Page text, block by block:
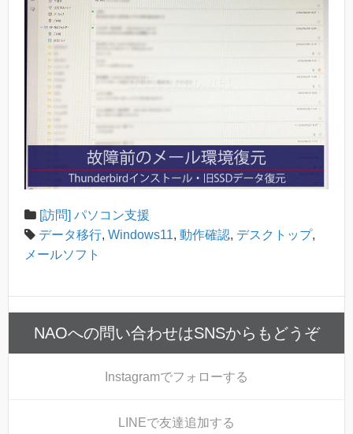
[訪問] パソコン支援
データ移行, Windows11, 動作確認, デスクトップ,
メールソフト
NAOへの問い合わせはSNSからもどうぞ
Instagramでフォローする
LINEで友達追加する